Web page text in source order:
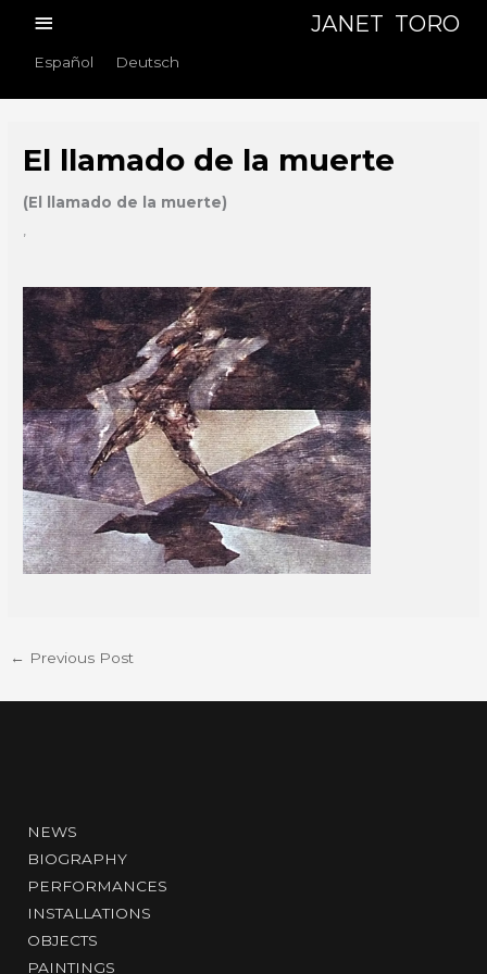
content
JANET TORO
Main
Menu
Español Deutsch
El llamado de la muerte
(El llamado de la muerte)
← Previous Post
NEWS
BIOGRAPHY
PERFORMANCES
INSTALLATIONS
OBJECTS
PAINTINGS